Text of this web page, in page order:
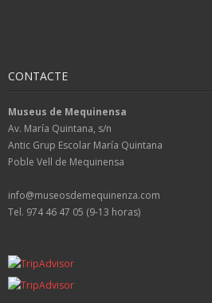
CONTACTE
Museus de Mequinensa
Av. María Quintana, s/n
Antic Grup Escolar María Quintana
Poble Vell de Mequinensa
info@museosdemequinenza.com
Tel. 974 46 47 05 (9-13 horas)